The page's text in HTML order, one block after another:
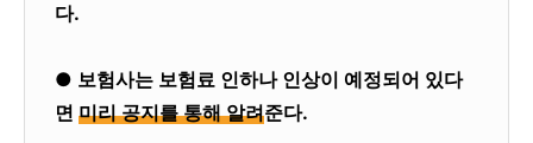
다.
● 보험사는 보험료 인하나 인상이 예정되어 있다
면 미리 공지를 통해 알려준다.